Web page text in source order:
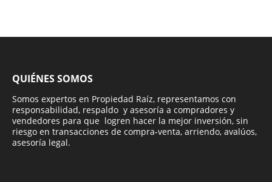
QUIÉNES SOMOS
Somos expertos en Propiedad Raíz, representamos con
responsabilidad, respaldo y asesoría a compradores y
vendedores para que logren hacer la mejor inversión, sin
riesgo en transacciones de compra-venta, arriendo, avalúos,
asesoría legal.